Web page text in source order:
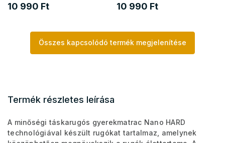
10 990 Ft 10 990 Ft
Összes kapcsolódó termék megjelenítése
Termék részletes leírása
A minőségi táskarugós gyerekmatrac Nano HARD
technológiával készült rugókat tartalmaz, amelynek